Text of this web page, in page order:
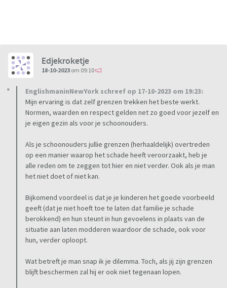
Edjekroketje
18-10-2023 om 09:10
EnglishmaninNewYork schreef op 17-10-2023 om 19:23:
Mijn ervaring is dat zelf grenzen trekken het beste werkt.
Normen, waarden en respect gelden net zo goed voor jezelf en
je eigen gezin als voor je schoonouders.
Als je schoonouders jullie grenzen (herhaaldelijk) overtreden
op een manier waarop het schade heeft veroorzaakt, heb je
alle reden om te zeggen tot hier en niet verder. Ook als je man
het niet doet of niet kan.
Bijkomend voordeel is dat je je kinderen het goede voorbeeld
geeft (dat je niet hoeft toe te laten dat familie je schade
berokkend) en hun steunt in hun gevoelens in plaats van de
situatie aan laten modderen waardoor de schade, ook voor
hun, verder oploopt.
Wat betreft je man snap ik je dilemma. Toch, als jij zijn grenzen
blijft beschermen zal hij er ook niet tegenaan lopen.